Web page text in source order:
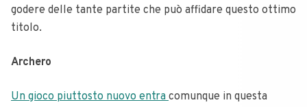
godere delle tante partite che può affidare questo ottimo
titolo.
Archero
Un gioco piuttosto nuovo entra comunque in questa